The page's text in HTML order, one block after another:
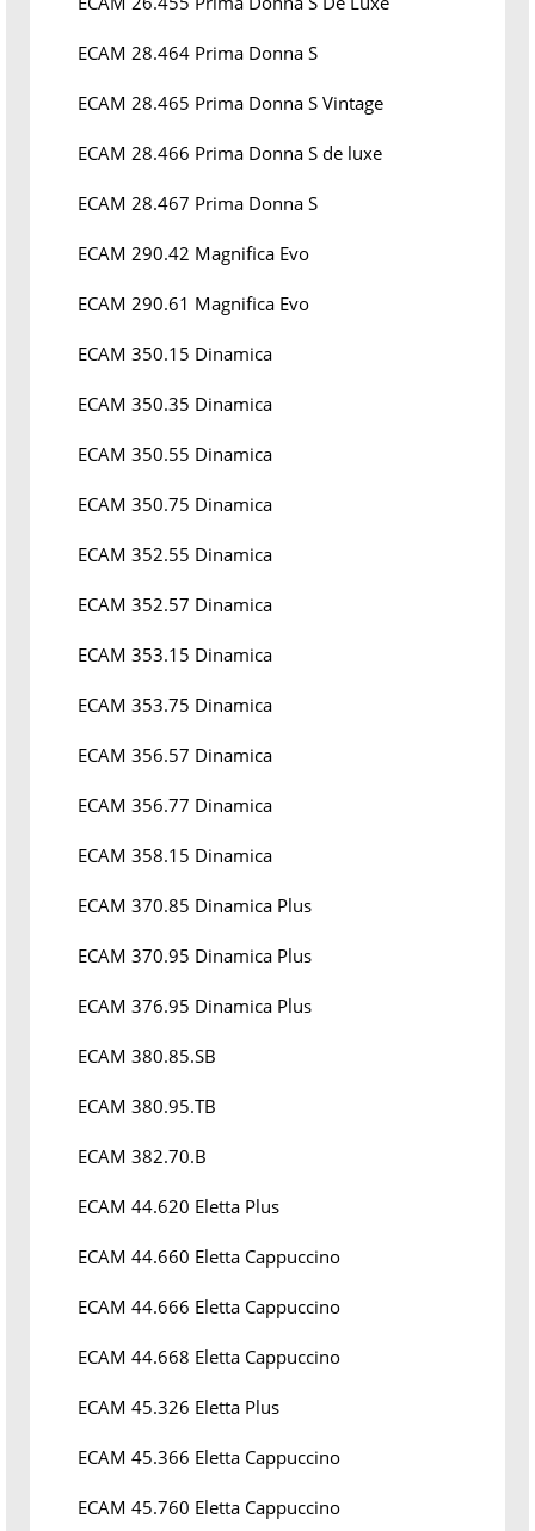
ECAM 28.464 Prima Donna S
ECAM 28.465 Prima Donna S Vintage
ECAM 28.466 Prima Donna S de luxe
ECAM 28.467 Prima Donna S
ECAM 290.42 Magnifica Evo
ECAM 290.61 Magnifica Evo
ECAM 350.15 Dinamica
ECAM 350.35 Dinamica
ECAM 350.55 Dinamica
ECAM 350.75 Dinamica
ECAM 352.55 Dinamica
ECAM 352.57 Dinamica
ECAM 353.15 Dinamica
ECAM 353.75 Dinamica
ECAM 356.57 Dinamica
ECAM 356.77 Dinamica
ECAM 358.15 Dinamica
ECAM 370.85 Dinamica Plus
ECAM 370.95 Dinamica Plus
ECAM 376.95 Dinamica Plus
ECAM 380.85.SB
ECAM 380.95.TB
ECAM 382.70.B
ECAM 44.620 Eletta Plus
ECAM 44.660 Eletta Cappuccino
ECAM 44.666 Eletta Cappuccino
ECAM 44.668 Eletta Cappuccino
ECAM 45.326 Eletta Plus
ECAM 45.366 Eletta Cappuccino
ECAM 45.760 Eletta Cappuccino